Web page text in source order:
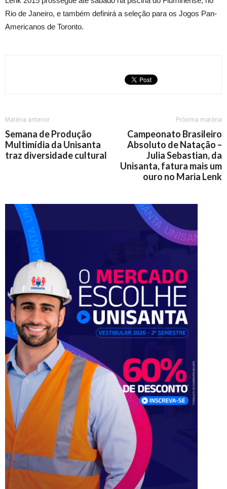
Rio de Janeiro, e também definirá a seleção para os Jogos Pan-
Americanos de Toronto.
Matéria anterior
Semana de Produção
Multimídia da Unisanta
traz diversidade cultural
Próxima matéria
Campeonato Brasileiro
Absoluto de Natação –
Julia Sebastian, da
Unisanta, fatura mais um
ouro no Maria Lenk